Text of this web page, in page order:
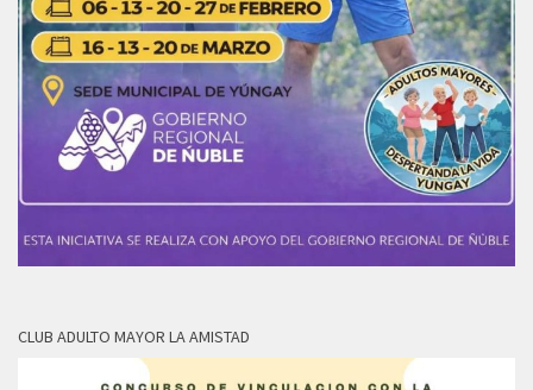
CLUB ADULTO MAYOR LA AMISTAD